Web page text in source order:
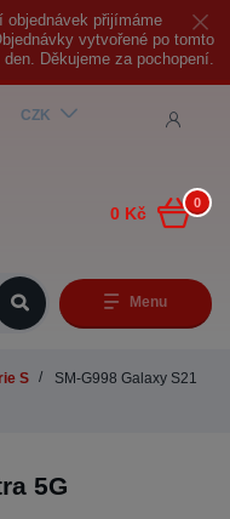
objednávek přijímáme
vytvořené po tomto
Děkujeme za pochopení.
Menu
CZK
0
0 Kč
S
SM-G998 Galaxy S21
5G